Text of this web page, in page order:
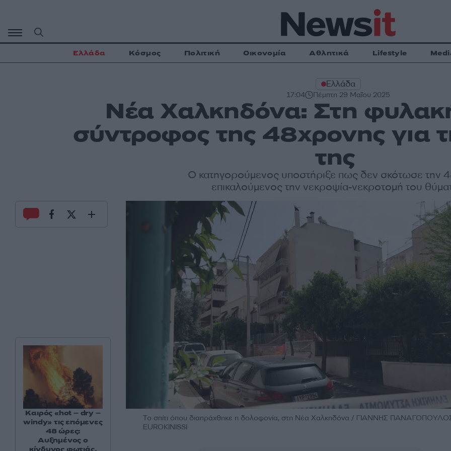
περιεχόμενο
Ελλάδα Κόσμος Πολιτική Οικονομία Αθλητικά Lifestyle
Ελλάδα
17:04 Πέμπτη 29 Μαΐου 2025
Νέα Χαλκηδόνα: Στη
σύντροφος της 48χρονης για
της
Ο κατηγορούμενος υποστήριξε πως δεν σκότωσε την
επικαλούμενος την νεκροψία-νεκροτομή του
Το σπίτι όπου διαπράχθηκε η δολοφονία, στη Νέα Χαλκηδόνα / ΓΙΑΝΝΗΣ
EUROKINISSI
Καιρός «hot – dry –
windy» τις επόμενες
48 ώρες:
Αυξημένος ο